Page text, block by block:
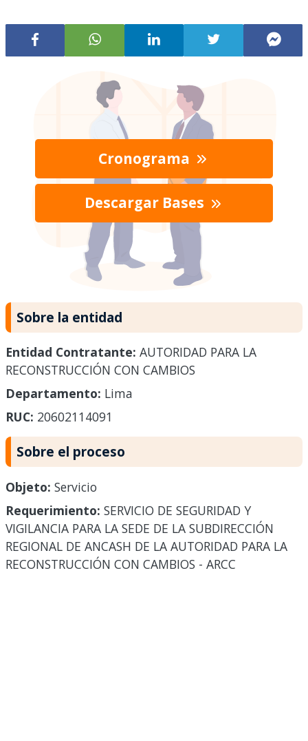
Cronograma
Descargar Bases
Sobre la entidad
Entidad Contratante: AUTORIDAD PARA LA
RECONSTRUCCIÓN CON CAMBIOS
Departamento: Lima
RUC: 20602114091
Sobre el proceso
Objeto: Servicio
Requerimiento: SERVICIO DE SEGURIDAD Y
VIGILANCIA PARA LA SEDE DE LA SUBDIRECCIÓN
REGIONAL DE ANCASH DE LA AUTORIDAD PARA LA
RECONSTRUCCIÓN CON CAMBIOS - ARCC